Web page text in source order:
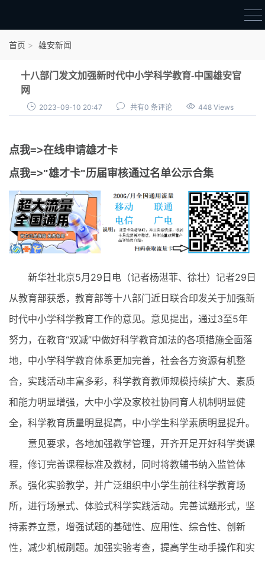
审核通过公示
首页 雄安新闻
十八部门发文加强新时代中小学科学教育-中国雄安官
网
2023-09-10 20:47 共有0 条评论 448 Views
点我=>在线申请雄才卡
点我=>"雄才卡"历届审核通过名单公示合集
新华社北京5月29日电（记者杨湛菲、徐壮）记者29日
从教育部获悉，教育部等十八部门近日联合印发关于加强新
时代中小学科学教育工作的意见。意见提出，通过3至5年
努力，在教育“双减”中做好科学教育加法的各项措施全面落
地，中小学科学教育体系更加完善，社会各方资源有机整
合，实践活动丰富多彩，科学教育教师规模持续扩大、素质
和能力明显增强，大中小学及家校社协同育人机制明显健
全，科学教育质量明显提高，中小学生科学素质明显提升。
意见要求，各地加强教学管理，开齐开足开好科学类课
程，修订完善课程标准及教材，同时将教辅书纳入监管体
系。强化实验教学，并广泛组织中小学生前往科学教育场
所，进行场景式、体验式科学实践活动。完善试题形式，坚
持素养立意，增强试题的基础性、应用性、综合性、创新
性，减少机械刷题。加强实验考查，提高学生动手操作和实